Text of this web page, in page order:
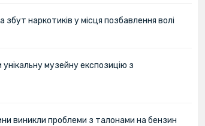
наркотиків у місця позбавлення волі
музейну експозицію з
виникли проблеми з талонами на бензин